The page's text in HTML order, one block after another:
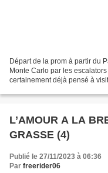
Départ de la prom à partir du
Monte Carlo par les
certainement déjà pensé à
L’AMOUR A LA
GRASSE (4)
Publié le 27/11/2023 à 06:36
Par freerider06